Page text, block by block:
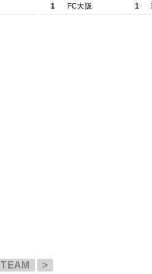
1 FC大阪 1
TEAM >